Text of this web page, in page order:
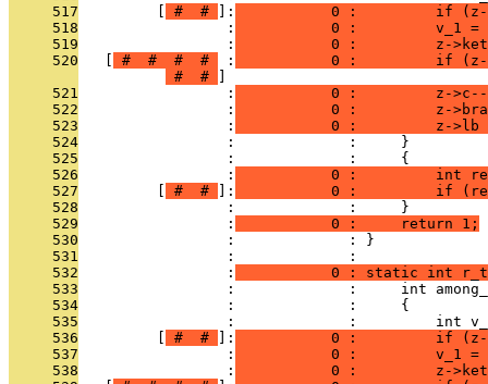
     517
# # ]:
0 :         if
     518
                 :
0 :         v_1 =
     519
                 :
0 :         z-
     520
# # # # :
0 :         if
#
#
     521
                 :
0 :         z-
     522
                 :
0 :         z-
     523
                 :
0 :         z->lb
     524
                 :             :     }
     525
                 :             :     {
     526
                 :
0 :         int
     527
# # ]:
0 :         if
     528
                 :             :     }
     529
                 :
           0 :     return 1;
     530
                 :             : }
     531
                 :             :
     532
                 :
0 : static int
     533
:             :     int
     534
                 :             :     {
     535
:             :         int
     536
# # ]:
0 :         if
     537
                 :
0 :         v_1 =
     538
                 :
0 :         z-